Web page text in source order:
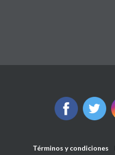
Términos y condiciones